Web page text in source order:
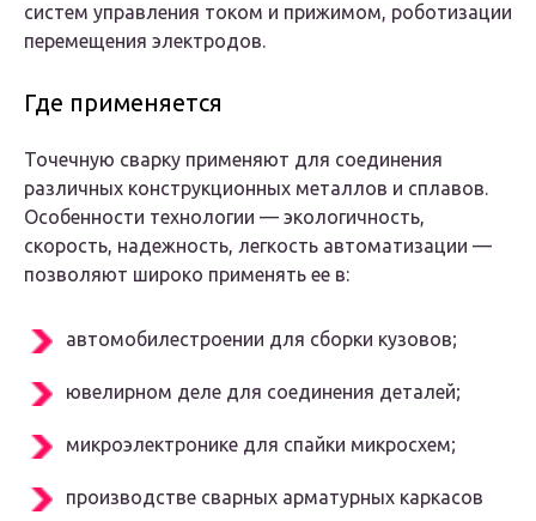
систем управления током и прижимом, роботизации
перемещения электродов.
Где применяется
Точечную сварку применяют для соединения
различных конструкционных металлов и сплавов.
Особенности технологии — экологичность,
скорость, надежность, легкость автоматизации —
позволяют широко применять ее в:
автомобилестроении для сборки кузовов;
ювелирном деле для соединения деталей;
микроэлектронике для спайки микросхем;
производстве сварных арматурных каркасов